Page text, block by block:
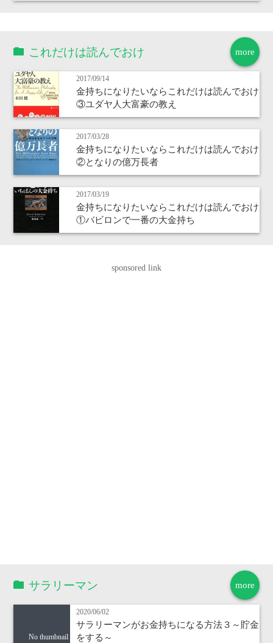
more
これだけは読んでおけ
2017/09/14
金持ちになりたいならこれだけは読んでおけ
③ユダヤ人大富豪の教え
2017/03/28
金持ちになりたいならこれだけは読んでおけ
②となりの億万長者
2017/03/19
金持ちになりたいならこれだけは読んでおけ
①バビロンで一番の大金持ち
sponsored link
more
サラリーマン
No thumbnail
2020/06/02
サラリーマンがお金持ちになる方法３～貯金
をする～